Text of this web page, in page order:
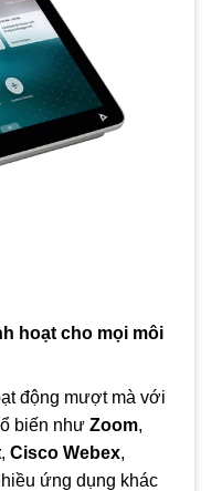
hoạt cho mọi môi
động mượt mà với
biến như Zoom,
, Cisco Webex,
ứng dụng khác